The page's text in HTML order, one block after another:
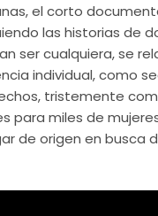
el corto
las historias de
ser cualquiera, se
individual, como
tristemente
para miles de
de origen en busca